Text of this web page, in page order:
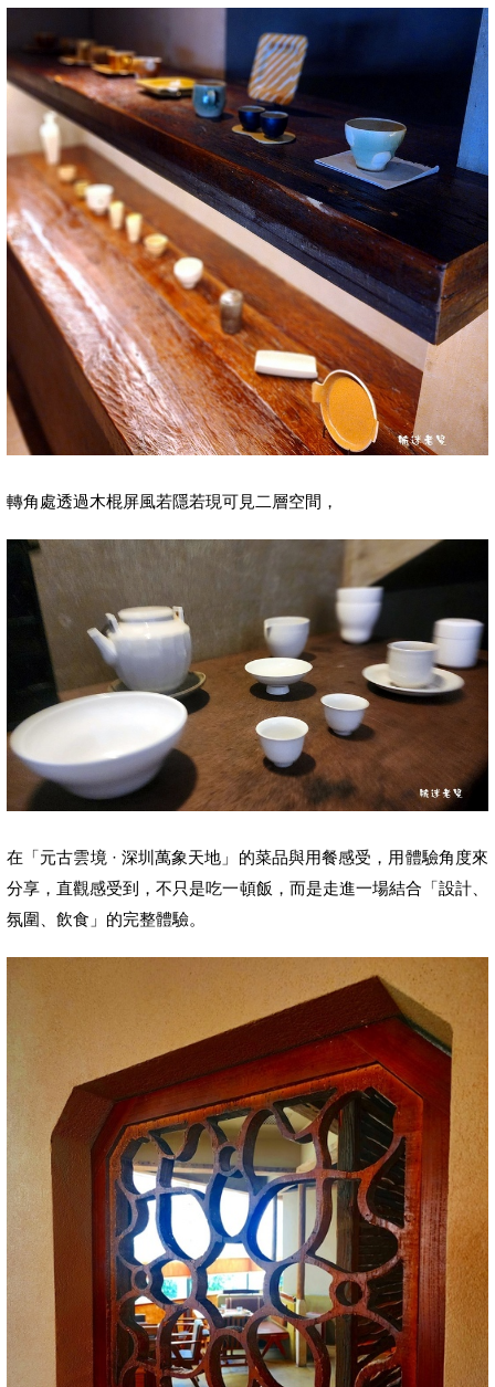
轉角處透過木棍屏風若隱若現可見二層空間，
在「元古雲境 · 深圳萬象天地」的菜品與用餐感受，用體驗角度來
分享，直觀感受到，不只是吃一頓飯，而是走進一場結合「設計、
氛圍、飲食」的完整體驗。